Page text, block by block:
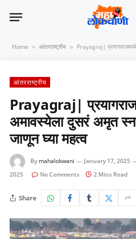
Home » आंतरराष्ट्रीय » Prayagraj| प्रयागराजमध्ये मौनी
आंतरराष्ट्रीय
Prayagraj|
अमावस्येला दुसरं अमृत
जाणून घ्या महत्व
By mahalokwani January 17, 2025
2025
No Comments 2 Mins Read
Share